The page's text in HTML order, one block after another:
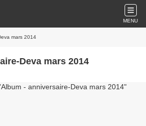
MENU
mars 2014
Deva mars 2014